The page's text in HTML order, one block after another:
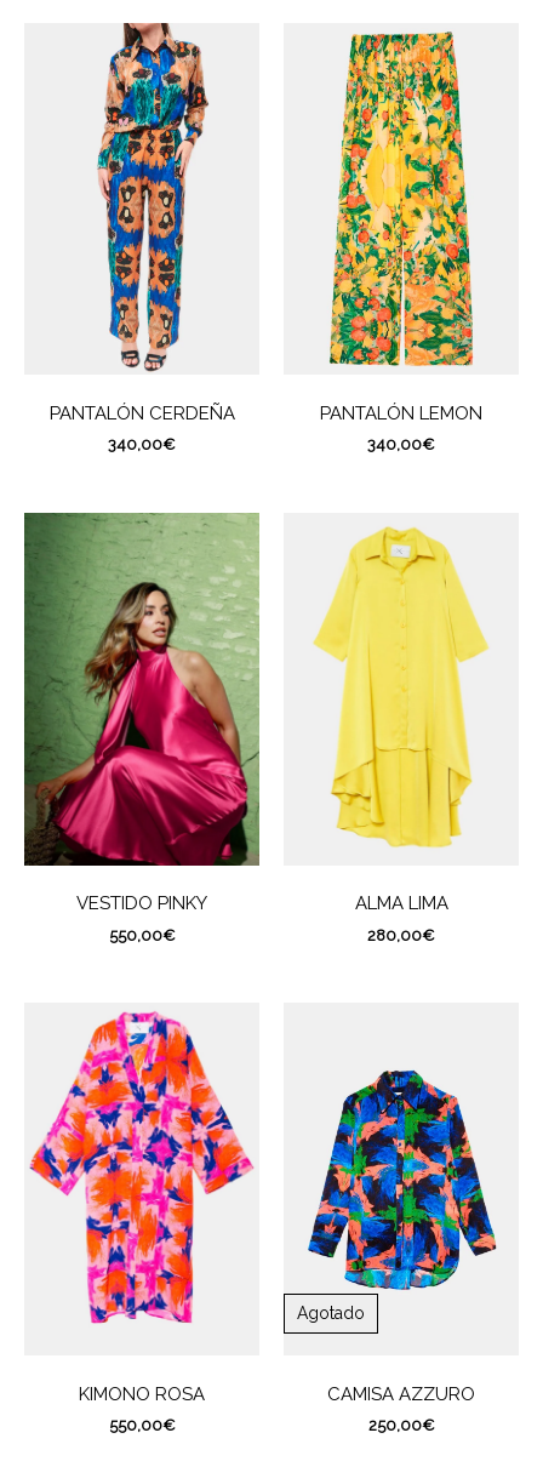
PANTALÓN CERDEÑA
340,00€
PANTALÓN LEMON
340,00€
VESTIDO PINKY
550,00€
ALMA LIMA
280,00€
KIMONO ROSA
550,00€
Agotado
CAMISA AZZURO
250,00€